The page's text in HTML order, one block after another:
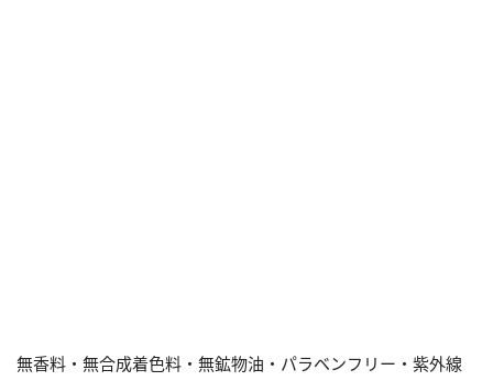
無香料・無合成着色料・無鉱物油・パラベンフリー・紫外線